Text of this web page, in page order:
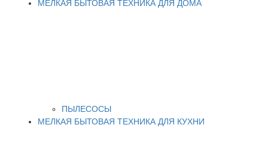
МЕЛКАЯ БЫТОВАЯ ТЕХНИКА ДЛЯ ДОМА
ПЫЛЕСОСЫ
МЕЛКАЯ БЫТОВАЯ ТЕХНИКА ДЛЯ КУХНИ